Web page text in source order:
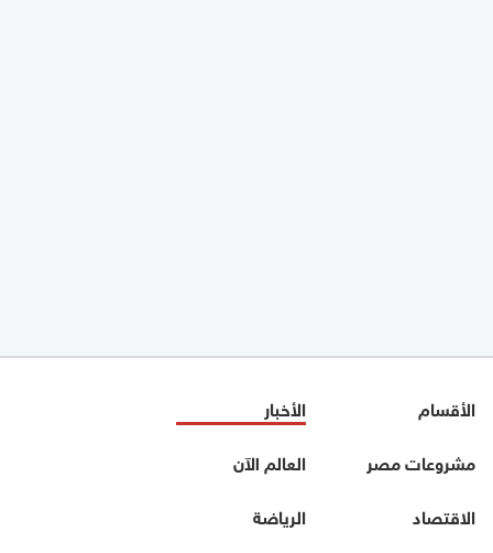
الأقسام
الأخبار
مشروعات مصر
العالم الآن
الاقتصاد
الرياضة